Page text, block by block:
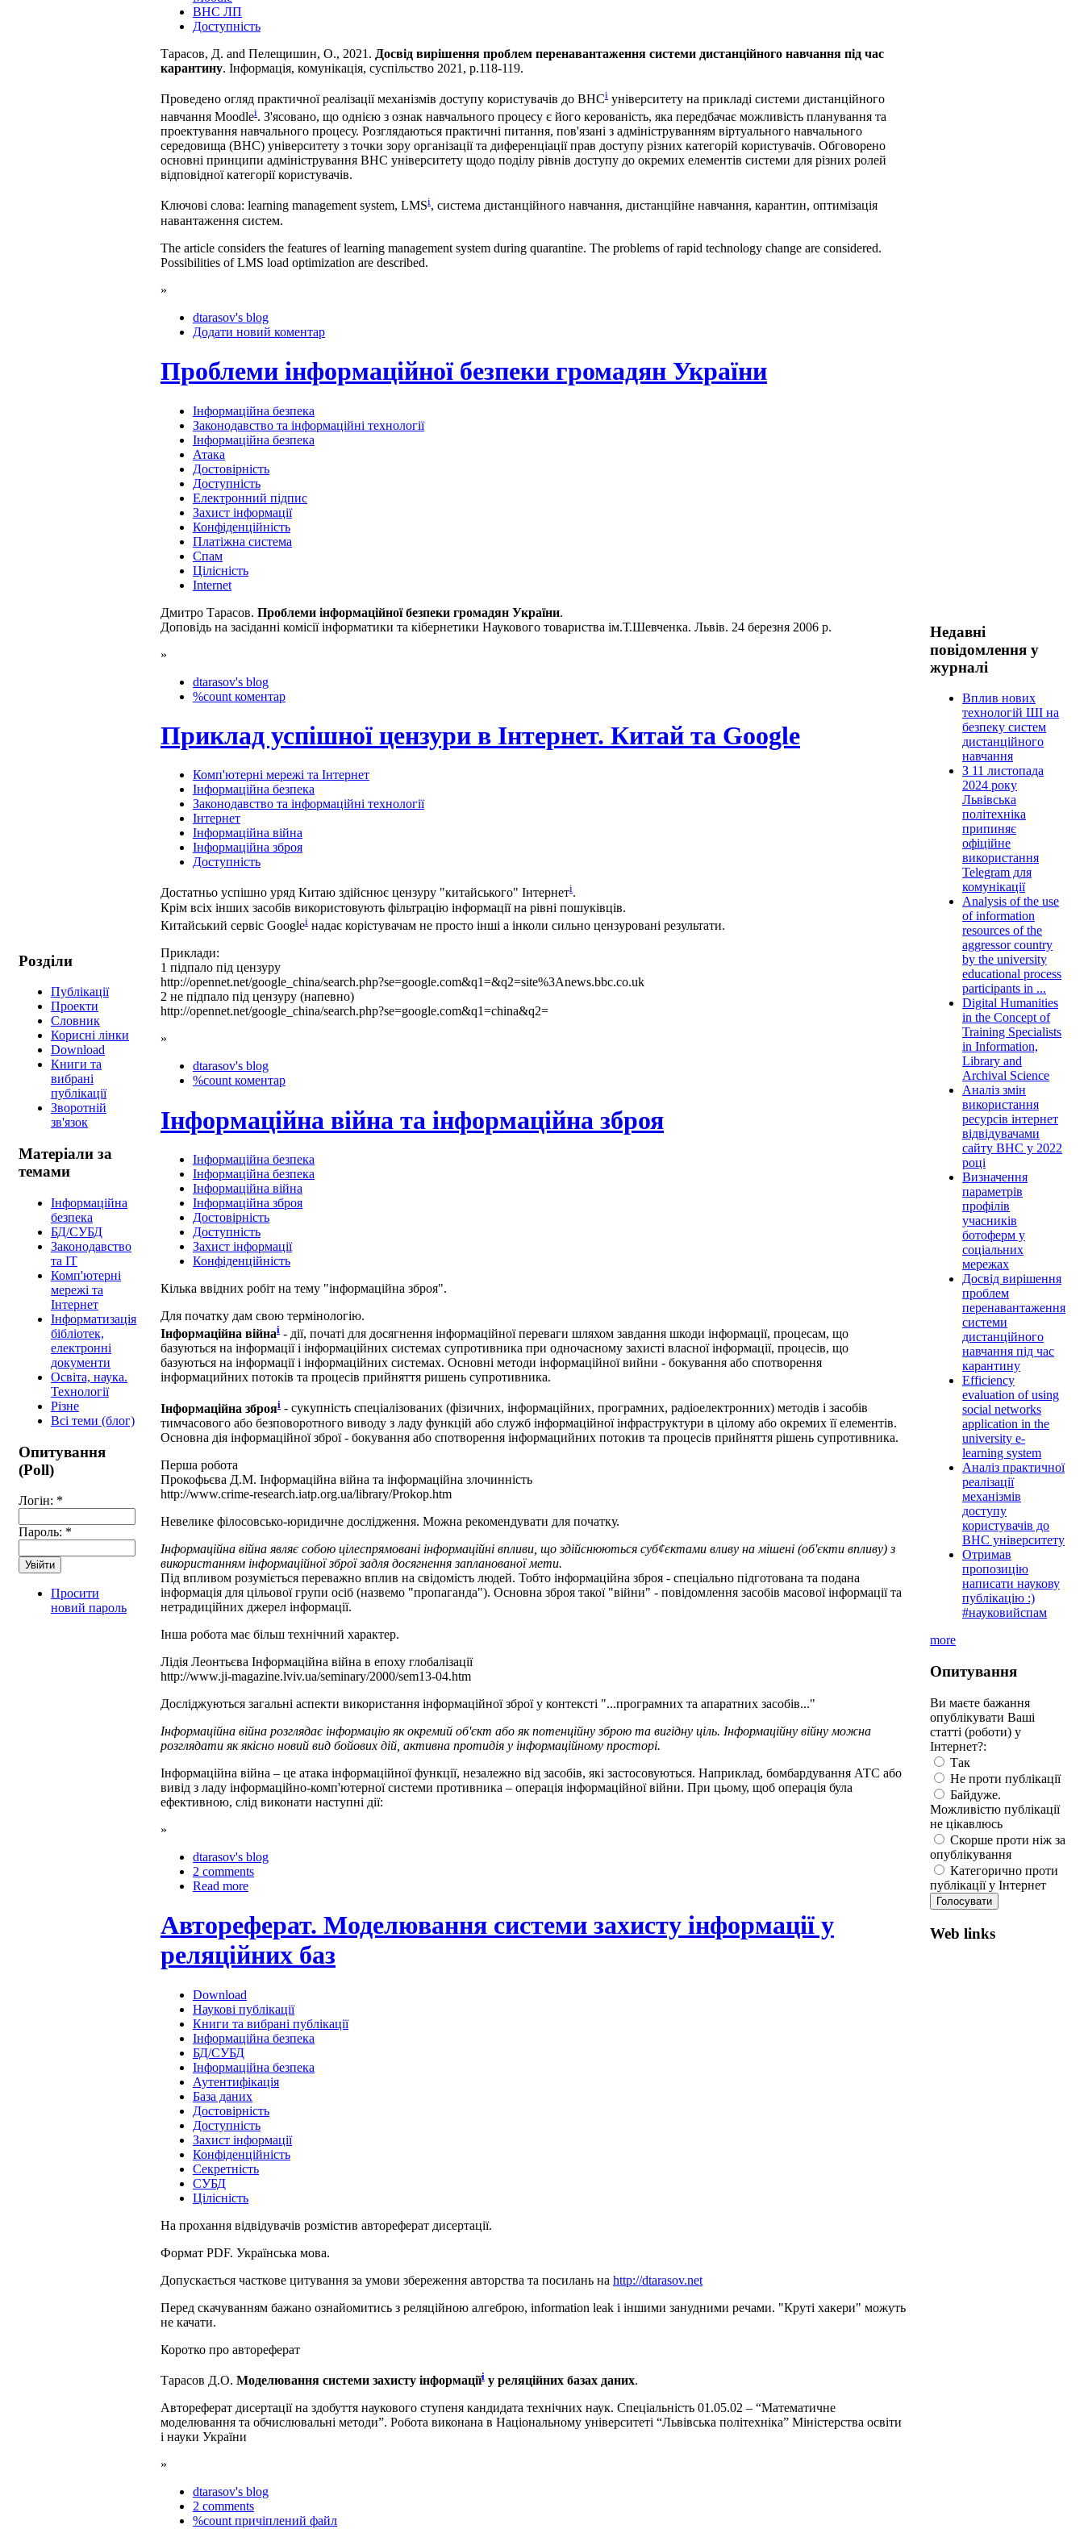
Розділи
Публікації
Проекти
Cловник
Корисні лінки
Download
Книги та
вибрані
публікації
Зворотній
зв'язок
Матеріали за
темами
Інформаційна
безпека
БД/СУБД
Законодавство
та ІТ
Комп'ютерні
мережі та
Інтернет
Інформатизація
бібліотек,
електронні
документи
Освіта, наука.
Технології
Різне
Всі теми (блог)
Опитування
(Poll)
Логін: *
Пароль: *
Просити
новий пароль
ВНС ЛП
Доступність
Тарасов, Д. and Пелещишин, О., 2021. Досвід вирішення проблем перенавантаження системи дистанційного навчання під час
карантину. Інформація, комунікація, суспільство 2021, p.118-119.
Проведено огляд практичної реалізації механізмів доступу користувачів до ВНСi університету на прикладі системи дистанційного
навчання Moodlei. З'ясовано, що однією з ознак навчального процесу є його керованість, яка передбачає можливість планування та
проектування навчального процесу. Розглядаються практичні питання, пов'язані з адмініструванням віртуального навчального
середовища (ВНС) університету з точки зору організації та диференціації прав доступу різних категорій користувачів. Обговорено
основні принципи адміністрування ВНС університету щодо поділу рівнів доступу до окремих елементів системи для різних ролей
відповідної категорії користувачів.
Ключові слова: learning management system, LMSi, система дистанційного навчання, дистанційне навчання, карантин, оптимізація
навантаження систем.
The article considers the features of learning management system during quarantine. The problems of rapid technology change are considered.
Possibilities of LMS load optimization are described.
»
dtarasov's blog
Додати новий коментар
Проблеми інформаційної безпеки громадян України
Інформаційна безпека
Законодавство та інформаційні технології
Інформаційна безпека
Атака
Достовірність
Доступність
Електронний підпис
Захист інформації
Конфіденційність
Платіжна система
Спам
Цілісність
Internet
Дмитро Тарасов. Проблеми інформаційної безпеки громадян України.
Доповідь на засіданні комісії інформатики та кібернетики Наукового товариства ім.Т.Шевченка. Львів. 24 березня 2006 р.
»
dtarasov's blog
%count коментар
Приклад успішної цензури в Інтернет. Китай та Google
Комп'ютерні мережі та Інтернет
Інформаційна безпека
Законодавство та інформаційні технології
Інтернет
Інформаційна війна
Інформаційна зброя
Доступність
Достатньо успішно уряд Китаю здійснює цензуру "китайського" Інтернетi.
Крім всіх інших засобів використовують фільтрацію інформації на рівні пошуківців.
Китайський сервіс Googlei надає корістувачам не просто інші а інколи сильно цензуровані результати.
Приклади:
1 підпало під цензуру
http://opennet.net/google_china/search.php?se=google.com&q1=&q2=site%3Anews.bbc.co.uk
2 не підпало під цензуру (напевно)
http://opennet.net/google_china/search.php?se=google.com&q1=china&q2=
»
dtarasov's blog
%count коментар
Інформаційна війна та інформаційна зброя
Інформаційна безпека
Інформаційна безпека
Інформаційна війна
Інформаційна зброя
Достовірність
Доступність
Захист інформації
Конфіденційність
Кілька ввідних робіт на тему "інформаційна зброя".
Для початку дам свою термінологію.
Інформаційна війнаi - дії, початі для досягнення інформаційної переваги шляхом завдання шкоди інформації, процесам, що
базуються на інформації і інформаційних системах супротивника при одночасному захисті власної інформації, процесів, що
базуються на інформації і інформаційних системах. Основні методи інформаційної вийни - бокування або спотворення
інформацийних потоків та процесів прийняття ришень супротивника.
Інформаційна зброяi - сукупність спеціалізованих (фізичних, інформаційних, програмних, радіоелектронних) методів і засобів
тимчасового або безповоротного виводу з ладу функцій або служб інформаційної інфраструктури в цілому або окремих її елементів.
Основна дія інформаційної зброї - бокування або спотворення інформацийних потокив та процесів прийняття рішень супротивника.
Перша робота
Прокофьєва Д.М. Інформаційна війна та інформаційна злочинність
http://www.crime-research.iatp.org.ua/library/Prokop.htm
Невелике філосовсько-юридичне дослідження. Можна рекомендувати для початку.
Інформаційна війна являє собою цілеспрямовані інформаційні впливи, що здійснюються суб¢єктами вливу на мішені (об'єкти впливу) з
використанням інформаційної зброї задля досягнення запланованої мети.
Під впливом розуміється переважно вплив на свідомість людей. Тобто інформаційна зброя - спеціально підготована та подана
інформація для цільової групи осіб (назвемо "пропаганда"). Основна зброя такої "війни" - повідомлення засобів масової інформації та
нетрадиційних джерел інформації.
Інша робота має більш технічний характер.
Лідія Леонтьєва Інформаційна війна в епоху глобалізації
http://www.ji-magazine.lviv.ua/seminary/2000/sem13-04.htm
Досліджуються загальні аспекти використання інформаційної зброї у контексті "...програмних та апаратних засобів..."
Інформаційна війна розглядає інформацію як окремий об'єкт або як потенційну зброю та вигідну ціль. Інформаційну війну можна
розглядати як якісно новий вид бойових дій, активна протидія у інформаційному просторі.
Інформаційна війна – це атака інформаційної функції, незалежно від засобів, які застосовуються. Наприклад, бомбардування АТС або
вивід з ладу інформаційно-комп'ютерної системи противника – операція інформаційної війни. При цьому, щоб операція була
ефективною, слід виконати наступні дії:
»
dtarasov's blog
2 comments
Read more
Автореферат. Моделювання системи захисту інформації у
реляційних баз
Download
Наукові публікації
Книги та вибрані публікації
Інформаційна безпека
БД/СУБД
Інформаційна безпека
Аутентифікація
База даних
Достовірність
Доступність
Захист інформації
Конфіденційність
Секретність
СУБД
Цілісність
На прохання відвідувачів розмістив автореферат дисертації.
Формат PDF. Українська мова.
Допускається часткове цитування за умови збереження авторства та посилань на http://dtarasov.net
Перед скачуванням бажано ознайомитись з реляційною алгеброю, information leak і іншими занудними речами. "Круті хакери" можуть
не качати.
Коротко про автореферат
Тарасов Д.О. Моделювання системи захисту інформаціїi у реляційних базах даних.
Автореферат дисертації на здобуття наукового ступеня кандидата технічних наук. Спеціальність 01.05.02 – “Математичне
моделювання та обчислювальні методи”. Робота виконана в Національному університеті “Львівська політехніка” Міністерства освіти
і науки України
»
dtarasov's blog
2 comments
%count причіплений файл
Недавні
повідомлення у
журналі
Вплив нових
технологій ШІ на
безпеку систем
дистанційного
навчання
З 11 листопада
2024 року
Львівська
політехніка
припиняє
офіційне
використання
Telegram для
комунікації
Analysis of the use
of information
resources of the
aggressor country
by the university
educational process
participants in ...
Digital Humanities
in the Concept of
Training Specialists
in Information,
Library and
Archival Science
Аналіз змін
використання
ресурсів інтернет
відвідувачами
сайту ВНС у 2022
році
Визначення
параметрів
профілів
учасників
ботоферм у
соціальних
мережах
Досвід вирішення
проблем
перенавантаження
системи
дистанційного
навчання під час
карантину
Efficiency
evaluation of using
social networks
application in the
university e-
learning system
Аналіз практичної
реалізації
механізмів
доступу
користувачів до
ВНС університету
Отримав
пропозицію
написати наукову
публікацію :)
#науковийспам
more
Опитування
Ви маєте бажання
опублікувати Ваші
статті (роботи) у
Інтернет?:
Так
Не проти публікації
Байдуже.
Можливістю публікації
не цікавлюсь
Скорше проти ніж за
опублікування
Категорично проти
публікації у Інтернет
Web links